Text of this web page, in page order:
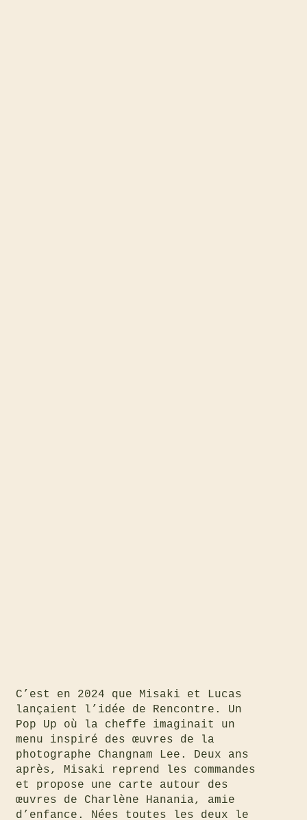
C’est en 2024 que Misaki et Lucas
lançaient l’idée de Rencontre. Un
Pop Up où la cheffe imaginait un
menu inspiré des œuvres de la
photographe Changnam Lee. Deux ans
après, Misaki reprend les commandes
et propose une carte autour des
œuvres de Charlène Hanania, amie
d’enfance. Nées toutes les deux le